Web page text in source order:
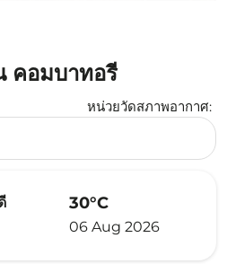
คอมบาทอรี่
หน่วยวัดสภาพอากาศ:
ยส Selected
30°C
06 Aug 2026